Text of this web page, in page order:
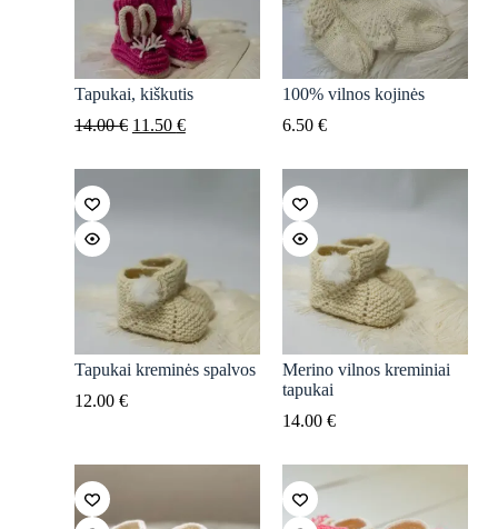
Tapukai, kiškutis
14.00€ Original
11.50 €Current
100% vilnos kojinės
6.50 €
Tapukai kreminės spalvos
12.00 €
Merino vilnos kreminiai
tapukai
14.00 €